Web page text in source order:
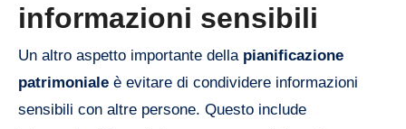
informazioni sensibili
Un altro aspetto importante della pianificazione
patrimoniale è evitare di condividere informazioni
sensibili con altre persone. Questo include